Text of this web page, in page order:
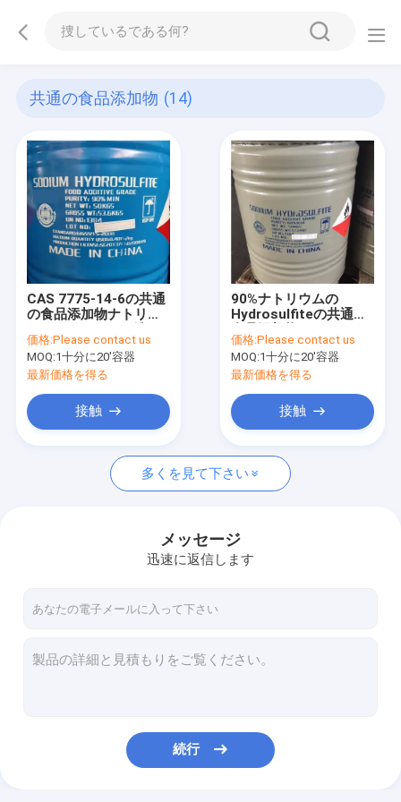
共通の食品添加物 (14)
CAS 7775-14-6の共通
の食品添加物ナトリウ
価格:Please contact us
MOQ:1十分に20'容器
最新価格を得る
接触
90%ナトリウムの
Hydrosulfiteの共通の
14-6
価格:Please contact us
MOQ:1十分に20'容器
最新価格を得る
接触
多くを見て下さい
メッセージ
迅速に返信します
続行